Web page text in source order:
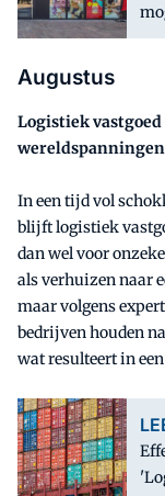
Augustus
Logistiek
wereldspanningen
In een tijd vol
blijft logistiek
dan wel voor
als verhuizen naar
maar volgens
bedrijven houden
wat resulteert in